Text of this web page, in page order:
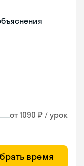
от 1090 ₽ / урок
время